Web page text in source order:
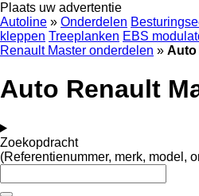
Plaats uw advertentie
Autoline » Onderdelen
kleppen Treeplanken EBS
Renault Master onderdelen » Auto
Auto Renault
Zoekopdracht
(Referentienummer, merk, model,